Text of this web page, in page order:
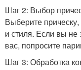
Шаг 2: Выбор
Выберите
и стиля. Если вы не
вас, попросите
Шаг 3: Обработка